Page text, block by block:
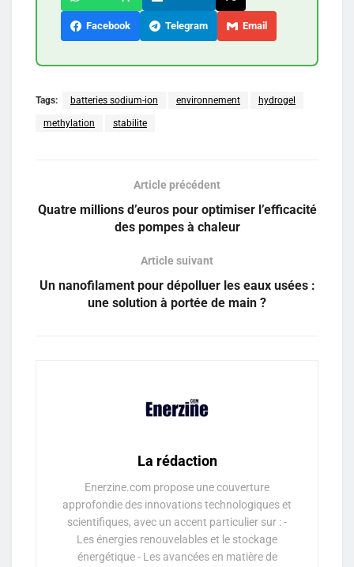
Facebook Telegram Email
Tags: batteries sodium-ion environnement hydrogel
methylation stabilite
Article précédent
Quatre millions d’euros pour optimiser l’efficacité
des pompes à chaleur
Article suivant
Un nanofilament pour dépolluer les eaux usées :
une solution à portée de main ?
La rédaction
Enerzine.com propose une couverture
approfondie des innovations technologiques et
scientifiques, avec un accent particulier sur : -
Les énergies renouvelables et le stockage
énergétique - Les avancées en matière de